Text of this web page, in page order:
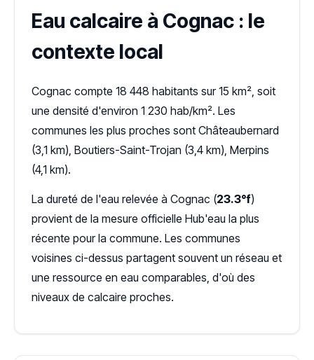
Eau calcaire à Cognac : le
contexte local
Cognac compte 18 448 habitants sur 15 km², soit
une densité d'environ 1 230 hab/km². Les
communes les plus proches sont Châteaubernard
(3,1 km), Boutiers-Saint-Trojan (3,4 km), Merpins
(4,1 km).
La dureté de l'eau relevée à Cognac (23.3°f)
provient de la mesure officielle Hub'eau la plus
récente pour la commune. Les communes
voisines ci-dessus partagent souvent un réseau et
une ressource en eau comparables, d'où des
niveaux de calcaire proches.